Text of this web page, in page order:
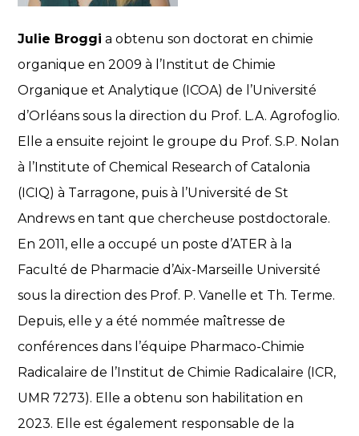
Julie Broggi a obtenu son doctorat en chimie
organique en 2009 à l’Institut de Chimie
Organique et Analytique (ICOA) de l’Université
d’Orléans sous la direction du Prof. L.A. Agrofoglio.
Elle a ensuite rejoint le groupe du Prof. S.P. Nolan
à l’Institute of Chemical Research of Catalonia
(ICIQ) à Tarragone, puis à l’Université de St
Andrews en tant que chercheuse postdoctorale.
En 2011, elle a occupé un poste d’ATER à la
Faculté de Pharmacie d’Aix-Marseille Université
sous la direction des Prof. P. Vanelle et Th. Terme.
Depuis, elle y a été nommée maîtresse de
conférences dans l’équipe Pharmaco-Chimie
Radicalaire de l’Institut de Chimie Radicalaire (ICR,
UMR 7273). Elle a obtenu son habilitation en
2023. Elle est également responsable de la